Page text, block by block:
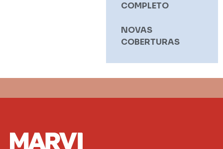
COMPLETO
NOVAS
COBERTURAS